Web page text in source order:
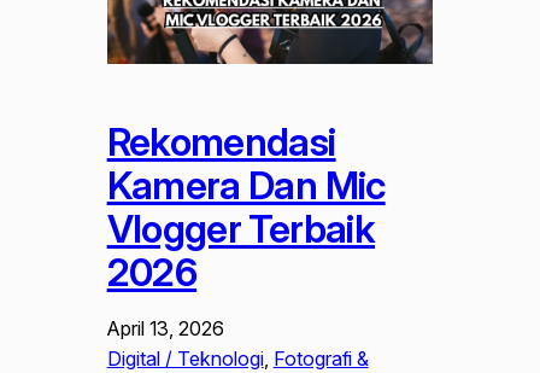
Rekomendasi
Kamera Dan Mic
Vlogger Terbaik
2026
April 13, 2026
Digital / Teknologi, Fotografi &